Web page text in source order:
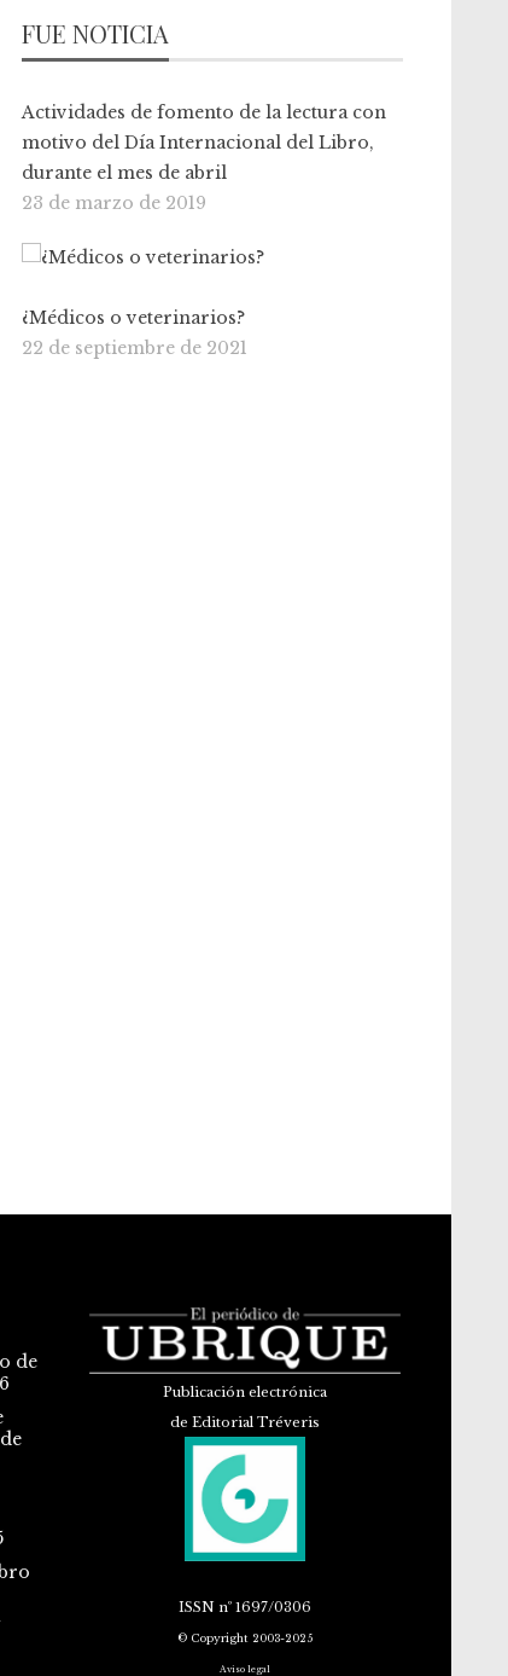
FUE NOTICIA
Actividades de fomento de la lectura con
motivo del Día Internacional del Libro,
durante el mes de abril
23 de marzo de 2019
¿Médicos o veterinarios?
22 de septiembre de 2021
de
Publicación electrónica
de Editorial Tréveris
ISSNnº 1697/0306
© Copyright 2003-2025
Aviso legal